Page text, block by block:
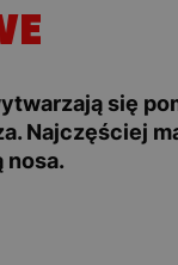
się
Najczęściej
nosa.